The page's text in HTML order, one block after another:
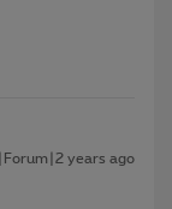
years ago